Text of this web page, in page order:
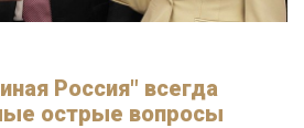
Россия" всегда
острые вопросы